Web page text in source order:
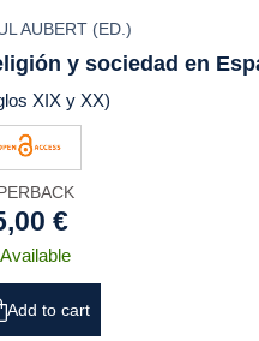
AUBERT (ED.)
y sociedad en
XIX y XX)
€
Available
Add to cart